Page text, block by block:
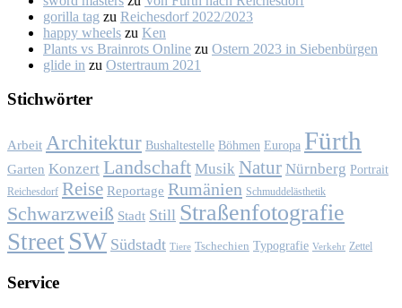
gorilla tag zu Rei­ches­dorf 2022/2023
happy wheels zu Ken
Plants vs Brainrots Online zu Os­tern 2023 in Sie­ben­bür­gen
glide in zu Os­ter­traum 2021
Stich­wör­ter
Arbeit Architektur Bushaltestelle Böhmen Europa Fürth
Garten Konzert Landschaft Musik Natur Nürnberg Portrait
Reichesdorf Reise Reportage Rumänien Schmuddelästhetik
Schwarzweiß Stadt Still Straßenfotografie
Street SW Südstadt Tiere Tschechien Typografie Verkehr Zettel
Ser­vice